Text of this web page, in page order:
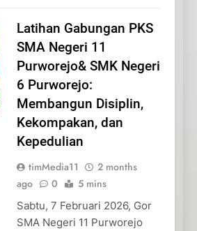
Latihan Gabungan PKS
SMA Negeri 11
Purworejo& SMK Negeri
6 Purworejo:
Membangun Disiplin,
Kekompakan, dan
Kepedulian
timMedia11
2 months
ago
0 5 mins
Sabtu, 7 Februari 2026, Gor
SMA Negeri 11 Purworejo